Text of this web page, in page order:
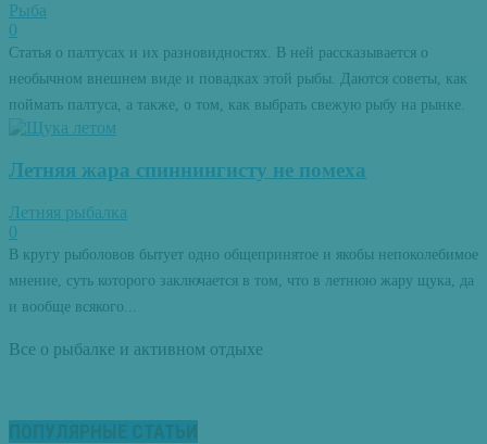
Рыба
0
Статья о палтусах и их разновидностях. В ней рассказывается о
необычном внешнем виде и повадках этой рыбы. Даются советы, как
поймать палтуса, а также, о том, как выбрать свежую рыбу на рынке.
Летняя жара спиннингисту не помеха
Летняя рыбалка
0
В кругу рыболовов бытует одно общепринятое и якобы непоколебимое
мнение, суть которого заключается в том, что в летнюю жару щука, да
и вообще всякого...
Все о рыбалке и активном отдыхе
ПОПУЛЯРНЫЕ СТАТЬИ